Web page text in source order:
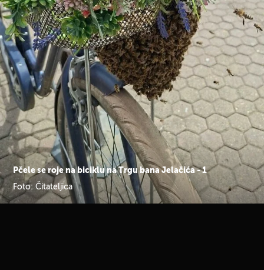
Pčele se roje na biciklu na Trgu bana Jelačića - 1
Foto: Čitateljica